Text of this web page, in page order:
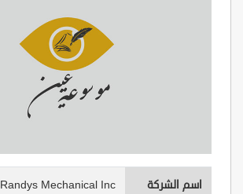
اسم الشركة Randys Mechanical Inc.